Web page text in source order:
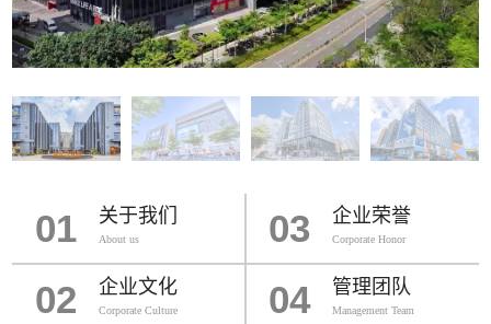
01 关于我们
About us
02 企业文化
Corporate Culture
03 企业荣誉
Corporate Honor
04 管理团队
Management Team